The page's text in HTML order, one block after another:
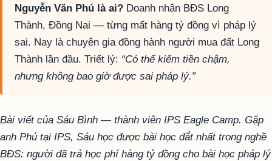
Nguyễn Văn Phú là ai? Doanh nhân BĐS Long
Thành, Đồng Nai — từng mất hàng tỷ đồng vì pháp lý
sai. Nay là chuyên gia đồng hành người mua đất Long
Thành lần đầu. Triết lý: “Có thể kiếm tiền chậm,
nhưng không bao giờ được sai pháp lý.”
Bài viết của Sáu Bình — thành viên IPS Eagle Camp. Gặp
anh Phú tại IPS, Sáu học được bài học đắt nhất trong nghề
BĐS: người đã trả học phí hàng tỷ đồng cho bài học pháp lý